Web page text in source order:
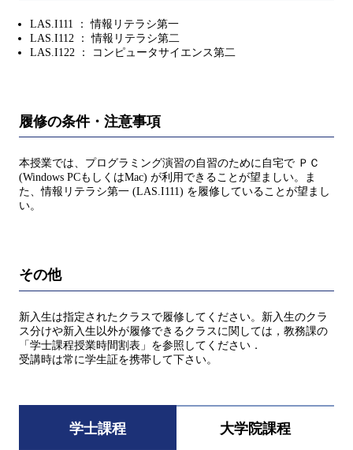
LAS.I111 ： 情報リテラシ第一
LAS.I112 ： 情報リテラシ第二
LAS.I122 ： コンピュータサイエンス第二
履修の条件・注意事項
本授業では、プログラミング演習の自習のために自宅で ＰＣ
(Windows PCもしくはMac) が利用できることが望ましい。ま
た、情報リテラシ第一 (LAS.I111) を履修していることが望まし
い。
その他
新入生は指定されたクラスで履修してください。新入生のクラ
ス分けや新入生以外が履修できるクラスに関しては，教務課の
「学士課程授業時間割表」を参照してください．
受講時は常に学生証を携帯して下さい。
学士課程 大学院課程